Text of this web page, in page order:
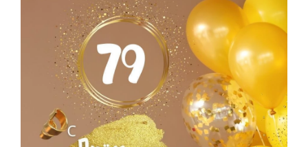
ПРАЗДНИКИ
С Днем рождения
Юбилей
Свадьба
Выпускной
HOT
Календарь праздников